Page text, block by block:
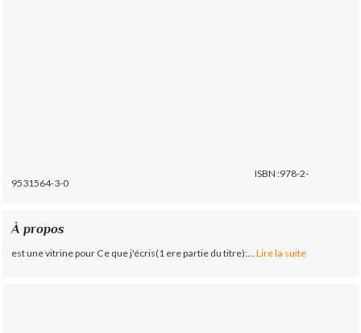
ISBN :978-2-
9531564-3-0
À propos
est une vitrine pour Ce que j'écris(1 ere partie du titre):... Lire la suite